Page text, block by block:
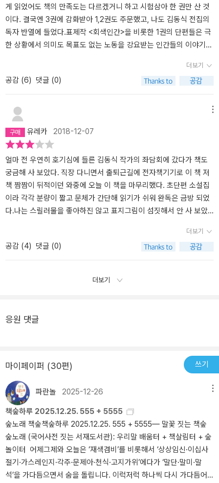
여러가지를 생각하게도 해준다.참으로 다양한 상상력. 기존의 상상력
을 넘어서는, 그럼에도 현실을 자꾸 생각하게 하는 소설들이다.
음, 노동자들의 죽음들이 하나둘씩 상기된다. 노동하는 작가의 시선
에 떠오른 이야기에서 압축된 한국 사회와 인간성을 보게 된다. 이질
적이고 이기적인 인간, 완전하다고 믿는 믿음이 허상이기도 하다는
진실까지도 보게 된다. 부조리한 사회의 모습들을 작가만의 소설로
낯설지 않은 우리 사회의 모습들이 연거푸 보였기 때문이다. ​​이기적
인 주장. 합리적인 주장 201​다수를 위한 소수의 희생... 사형수의 인
권, 작은 디스토피아, 희망과 절망, 희생의 강요까지 202​​『인간 재활
용』이야기도 긴 잔상을 남긴다. 많은 돈으로 딸의 죽음을 막지 못했다
는 사실과 딸을 다시 살려내고자 노력하는 아버지의 재력과 의지는
어떻게 좌절되었는지 진실이 전해지는 이야기이다. 딸이 다시 살아나
지 못했던 이유와 공모가 어떻게 이루어지는지도 밝혀진다. 다시 살
아날 기회를 가지고자 가장 먼저 죽여야 했던 한 사람이 있었고 그 괴
로움을 호소하고자 아버지 꿈에 나타나지만 아버지는 딸의 부탁을 무
시해버린다. 기회가 왔을 때 확률적으로 기회를 가지고자 선택하는
인간의 모습과 포기하지 않는 아버지의 의지로 인해서 무수히 잘려나
가는 딸의 신체들도 의미심장해진다. 기발한 이야기들이 무수히 전해
게 읽었어도 책의 만족도는 다르겠거니 하고 시험삼아 한 권만 산 것
이다. 결국엔 3권에 감화받아 1,2권도 주문했고, 나도 김동식 전집의
독자 반열에 들었다.표제작 <회색인간>을 비롯한 1권의 단편들은 극
한 상황에서 의미도 목표도 없는 노동을 강요받는 인간들의 이야기를
되어 영문도 모르고 허겁지겁 일만 하다가, 생산성과 관계없는 활동
을 억압하다가, 노래, 이야기 창작, 고백과 경청, 정서 교류 등을 통해
자신들이 있는 곳을 살 만하게 바꾸어 나간다. 이 줄거리들은 일면 빅
터 프랭클의 아우슈비츠 수용소 생활과 '의미 요법'을 연상시킨다. 그
러나 정작 작가는 공장에서 단순 노동만 반복하느라 독서나 여가 생
활과는 담을 쌓고 살았다고 하니, 자신이 노동자로서 느낀 자괴감과
답답함, 글쓰기를 통한 나름의 정서적 해갈이 <회색 인간> 속에 비유
적으로 녹아 난 셈이다.책을 사서 읽을 여력이 되는 우리는 작가와 다
른 부류의 사람들인가. 직업에 대한 평판, 받는 급여의 많고 적음, 문
화생활 향유의 가능성 정도에 차이가 있을 뿐이지, 근로-노동자인 독
자 중에서 내 영혼과 금쪽 같은 시간과 청춘을 썩 내키지 않는 일에 투
입해서 월급과 맞바꾼다는 자괴감을 느껴 보지 않은 사람은 얼마나
상상으로 견디다가, 황당무계한 소설 속 공간을 그럴듯한 일이 벌어
지는 개연성의 세계로 변모시킨 작가의 노동 우화는, 정도의 차이는
있어도 '이게 사는 건가'라며 속으로 한숨 쉬는 우리 노동자들로 하여
더보기
공감 (6) 댓글 (0)
유레카 2018-12-07
얼마 전 우연히 호기심에 들른 김동식 작가의 좌담회에 갔다가 책도
궁금해 사 보았다. 직장 다니면서 출퇴근길에 전자책기기로 이 책 저
책 짬짬이 뒤적이던 와중에 오늘 이 책을 마무리했다. 초단편 소설집
이라 각각 분량이 짧고 문체가 간단해 읽기가 쉬워 완독은 금방 되었
다.나는 스릴러물을 좋아하진 않고 표지그림이 섬짓해서 안 사 보았
서 보게 되었다. 작가는 중졸의 학력으로 (나중에 검정고시로 더 학업
을 했다고 함) 공장 노동자로 일하다 창작활동을 하면서 1년에 300여
편의 소설을 썼다고 한다. 나는 이런 인생역전과 입지전적인 인물의
스토리를 좋아한다. 그리고 좌담회에 동반한 출판인이 김동식 작가를
기들. 초단편이지만 그리는 스케일은 장대하다. 인류, 인간의 미래, 지
지구에 급격한 변화가 와서 인간 군상이 어떻게 변모하는지 기술한
후에 반전으로 마무리. 약간의 교훈은 덤. 매일 작업장에서 즐겁게 구
상한 스토리라고 하는데 이런 줄거리가 흥미롭긴 하다. 스릴러들도
그렇게 괴기스럽거나 공포스럽진 않고 SF적인 요소가 많다. 다만 문
체가 건조한 느낌은 든다. 이 작품집은 시대를 잘 타고난 덕도 본 거
같다. 요즘은 단문이 대세고 사람들이 생각을 많이 하지 않고 간단히
빨리 읽을 수 있는 자극적인 내용, 빠른 전개의 짧은 작품을 원한다.
실생활에서도 점점 긴 글보다 짧은 글을 선호하고 이 마저도 아예 이
모티콘으로 많이 대체하는 추세다.이 책은 전체적으로 한편씩 쓱쓱
읽기에는 좋지만, 작가가 댓글의 반응이 좋아서 일취월장한 필력이라
더보기
공감 (4) 댓글 (0)
더보기
응원 댓글
마이페이퍼 (30편) 쓰기
파란놀 2025-12-26
책숲하루 2025.12.25. 555 + 5555
숲노래 책숲책숲하루 2025.12.25. 555 + 5555― 말꽃 짓는 책숲
숲노래 (국어사전 짓는 서재도서관): 우리말 배움터 + 책살림터 + 숲
놀이터 어제그제와 오늘은 ‘재색겸비’를 비롯해서 ‘상상임신·이십사
절기·가스레인지·각주·문제아·천식·고지가위’에다가 ‘말단·말미·말
석’을 가다듬으면서 숨을 돌립니다. 이럭저럭 하나씩 다시 가다듬어